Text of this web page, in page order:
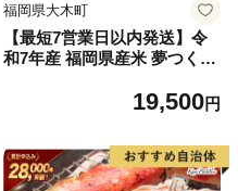
福岡県大木町
【最短7営業日以内発送】令
和7年産 福岡県産米 夢つくし
19,500円